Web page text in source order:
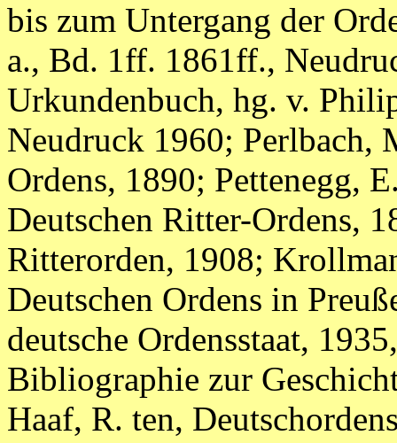
bis zum Untergang der
a., Bd. 1ff. 1861ff.,
Urkundenbuch, hg. v.
Neudruck 1960; Perlbach,
Ordens, 1890; Pettenegg,
Deutschen Ritter-Ordens,
Ritterorden, 1908;
Deutschen Ordens in
deutsche Ordensstaat,
Bibliographie zur
Haaf, R. ten,